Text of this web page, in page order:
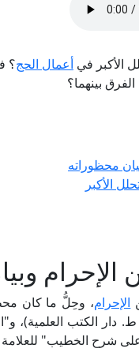
الأكبر في أعمال الحج؟
بينهما؟
محظوراته
الأكبر
الإحرام
الإحرام، وحِلُّ ما كان
للعلامة البُجَيْرِمِي (2/